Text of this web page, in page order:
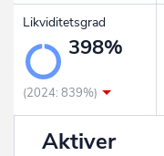
Likviditetsgrad
398%
(2024: 839%)
Aktiver